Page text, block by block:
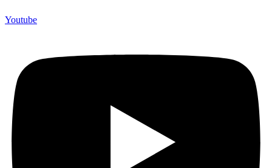
Youtube